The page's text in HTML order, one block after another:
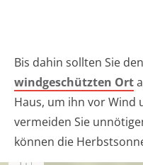
Bis dahin sollten Sie
windgeschützten Ort
Haus, um ihn vor Wind
vermeiden Sie
können die